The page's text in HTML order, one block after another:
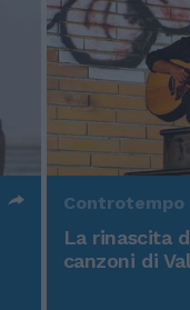
Controtempo
La rinascita
canzoni di